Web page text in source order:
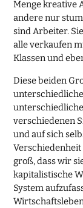
Menge kreative
andere nur
sind Arbeiter.
alle verkaufen
Klassen und
Diese beiden
verschiedenen
und auf sich
groß, dass wir
kapitalistische
System